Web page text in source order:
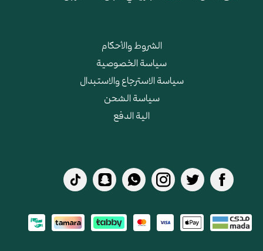
الشروط والأحكام
سياسة الخصوصية
سياسة الاسترجاع والاستبدال
سياسة الشحن
الية الدفع